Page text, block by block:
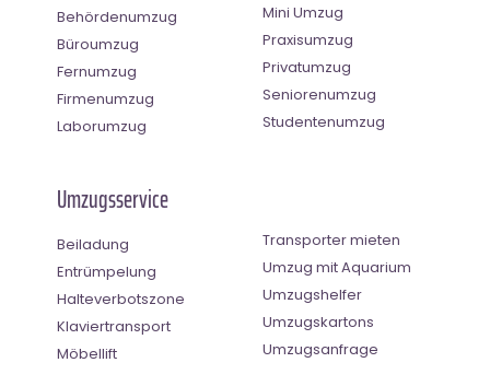
Behördenumzug
Büroumzug
Fernumzug
Firmenumzug
Laborumzug
Mini Umzug
Praxisumzug
Privatumzug
Seniorenumzug
Studentenumzug
Umzugsservice
Beiladung
Entrümpelung
Halteverbotszone
Klaviertransport
Möbellift
Transporter mieten
Umzug mit Aquarium
Umzugshelfer
Umzugskartons
Umzugsanfrage